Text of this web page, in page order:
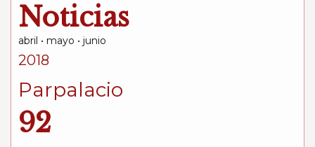
Noticias
abril • mayo • junio
2018
Parpalacio
92